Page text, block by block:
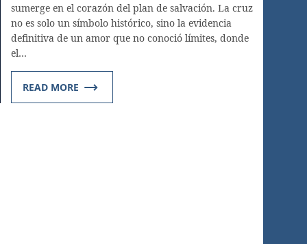
sumerge en el corazón del plan de salvación. La cruz
no es solo un símbolo histórico, sino la evidencia
definitiva de un amor que no conoció límites, donde
el…
READ MORE